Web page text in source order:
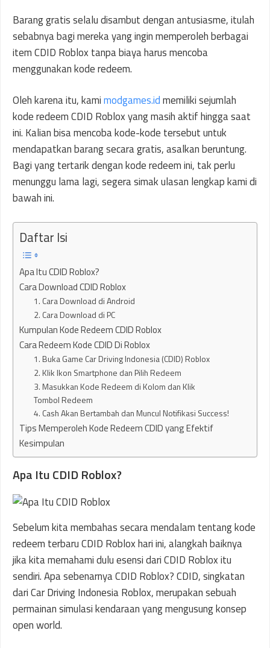
Barang gratis selalu disambut dengan antusiasme, itulah
sebabnya bagi mereka yang ingin memperoleh berbagai
item CDID Roblox tanpa biaya harus mencoba
menggunakan kode redeem.
Oleh karena itu, kamimodgames.idmemiliki sejumlah
kode redeem CDID Roblox yang masih aktif hingga saat
ini. Kalian bisa mencoba kode-kode tersebut untuk
mendapatkan barang secara gratis, asalkan beruntung.
Bagi yang tertarik dengan kode redeem ini, tak perlu
menunggu lama lagi, segera simak ulasan lengkap kami di
bawah ini.
Daftar Isi
Apa Itu CDID Roblox?
Cara Download CDID Roblox
1. Cara Download di Android
2. Cara Download di PC
Kumpulan Kode Redeem CDID Roblox
Cara Redeem Kode CDID Di Roblox
1. Buka Game Car Driving Indonesia (CDID) Roblox
2. Klik Ikon Smartphone dan Pilih Redeem
3. Masukkan Kode Redeem di Kolom dan Klik
Tombol Redeem
4. Cash Akan Bertambah dan Muncul Notifikasi Success!
Tips Memperoleh Kode Redeem CDID yang Efektif
Kesimpulan
Apa Itu CDID Roblox?
Sebelum kita membahas secara mendalam tentang kode
redeem terbaru CDID Roblox hari ini, alangkah baiknya
jika kita memahami dulu esensi dari CDID Roblox itu
sendiri. Apa sebenarnya CDID Roblox? CDID, singkatan
dari Car Driving Indonesia Roblox, merupakan sebuah
permainan simulasi kendaraan yang mengusung konsep
open world.